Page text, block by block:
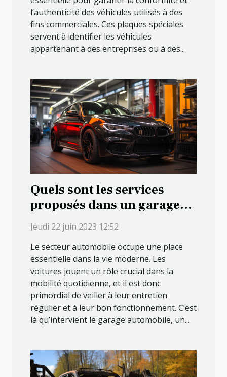
l’authenticité des véhicules utilisés à des
fins commerciales. Ces plaques spéciales
servent à identifier les véhicules
appartenant à des entreprises ou à des...
Quels sont les services
proposés dans un garage
automobile ?
Jeudi 22 juin 2023 12:52
Le secteur automobile occupe une place
essentielle dans la vie moderne. Les
voitures jouent un rôle crucial dans la
mobilité quotidienne, et il est donc
primordial de veiller à leur entretien
régulier et à leur bon fonctionnement. C’est
là qu’intervient le garage automobile, un...